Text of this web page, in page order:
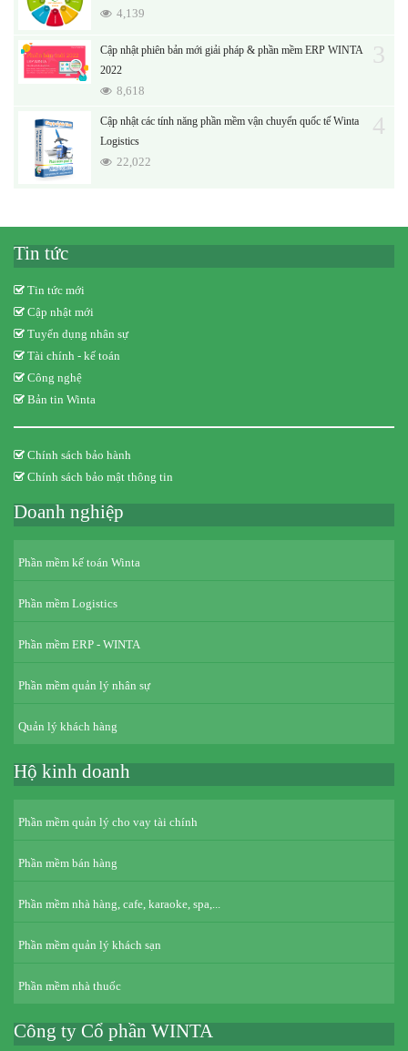
4,139
Cập nhật phiên bản mới giải pháp & phần mềm ERP WINTA
2022
8,618
3
Cập nhật các tính năng phần mềm vận chuyển quốc tế Winta
Logistics
22,022
4
Tin tức
Tin tức mới
Cập nhật mới
Tuyển dụng nhân sự
Tài chính - kế toán
Công nghệ
Bản tin Winta
Chính sách bảo hành
Chính sách bảo mật thông tin
Doanh nghiệp
Phần mềm kế toán Winta
Phần mềm Logistics
Phần mềm ERP - WINTA
Phần mềm quản lý nhân sự
Quản lý khách hàng
Hộ kinh doanh
Phần mềm quản lý cho vay tài chính
Phần mềm bán hàng
Phần mềm nhà hàng, cafe, karaoke, spa,...
Phần mềm quản lý khách sạn
Phần mềm nhà thuốc
Công ty Cổ phần WINTA